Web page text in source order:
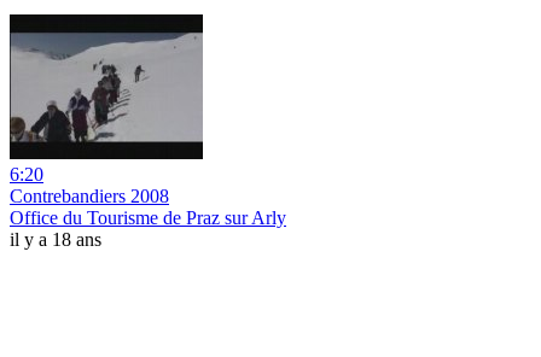
6:20
Contrebandiers 2008
Office du Tourisme de Praz sur Arly
il y a 18 ans